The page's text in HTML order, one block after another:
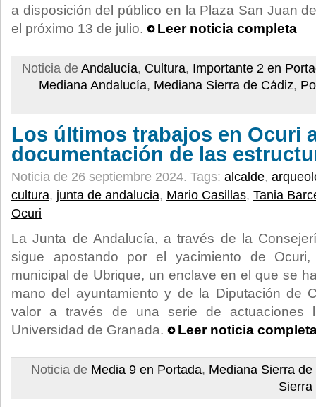
a disposición del público en la Plaza San Juan
el próximo 13 de julio.
Leer noticia completa
Noticia de Andalucía, Cultura, Importante 2 en
Mediana Andalucía, Mediana Sierra de Cádiz,
Los últimos trabajos en Ocuri
documentación de las
Noticia de 26 septiembre 2024. Tags: alcalde,
cultura, junta de andalucia, Mario Casillas, Tania
Ocuri
La Junta de Andalucía, a través de la
sigue apostando por el yacimiento de
municipal de Ubrique, un enclave en el que se
mano del ayuntamiento y de la Diputación de
valor a través de una serie de actuaciones
Universidad de Granada.
Leer noticia
Noticia de Media 9 en Portada, Mediana Sierra de
Sierra